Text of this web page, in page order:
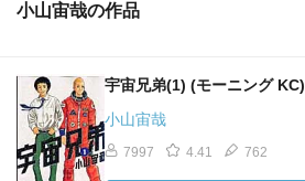
小山宙哉の作品
宇宙兄弟(1) (モーニング KC)
小山宙哉
7997 4.41 762